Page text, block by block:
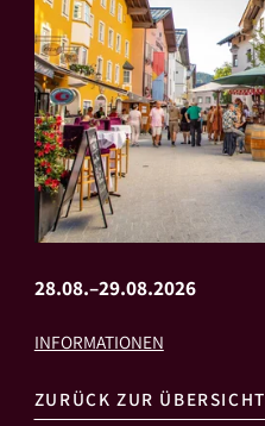
28.08.–29.08.2026
INFORMATIONEN
ZURÜCK ZUR ÜBERSICHT